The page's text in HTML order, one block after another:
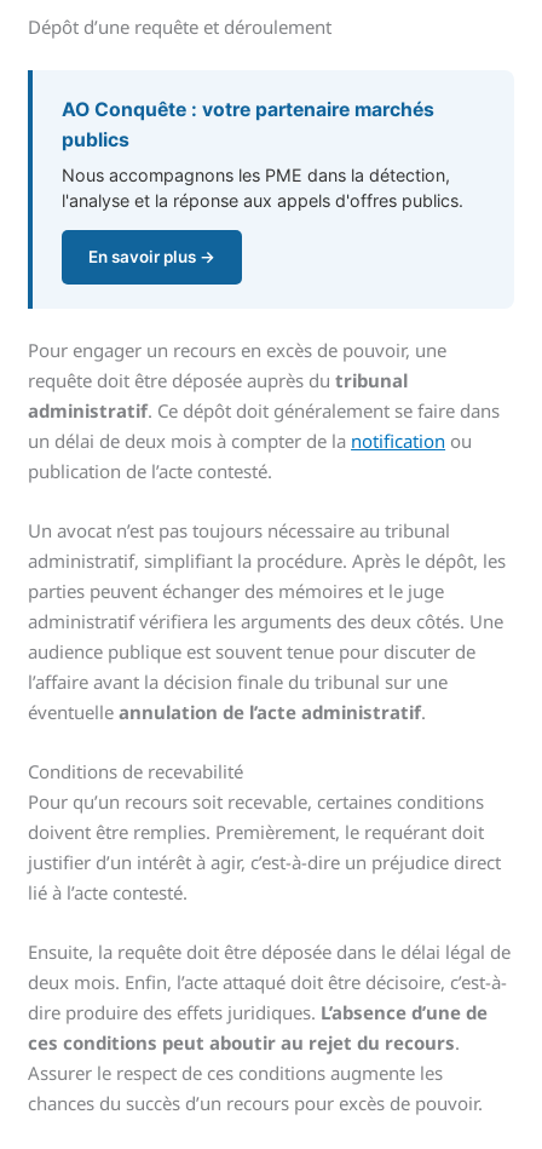
Dépôt d’une requête et déroulement
AO Conquête : votre partenaire marchés
publics
Nous accompagnons les PME dans la détection,
l'analyse et la réponse aux appels d'offres publics.
En savoir plus →
Pour engager un recours en excès de pouvoir, une
requête doit être déposée auprès dutribunal
administratif. Ce dépôt doit généralement se faire dans
un délai de deux mois à compter de la notification ou
publication de l’acte contesté.
Un avocat n’est pas toujours nécessaire au tribunal
administratif, simplifiant la procédure. Après le dépôt, les
parties peuvent échanger des mémoires et le juge
administratif vérifiera les arguments des deux côtés. Une
audience publique est souvent tenue pour discuter de
l’affaire avant la décision finale du tribunal sur une
éventuelleannulation de l’acte administratif.
Conditions de recevabilité
Pour qu’un recours soit recevable, certaines conditions
doivent être remplies. Premièrement, le requérant doit
justifier d’un intérêt à agir, c’est-à-dire un préjudice direct
lié à l’acte contesté.
Ensuite, la requête doit être déposée dans le délai légal de
deux mois. Enfin, l’acte attaqué doit être décisoire, c’est-à-
dire produire des effets juridiques. L’absence d’une de
ces conditions peut aboutir au rejet du recours.
Assurer le respect de ces conditions augmente les
chances du succès d’un recours pour excès de pouvoir.